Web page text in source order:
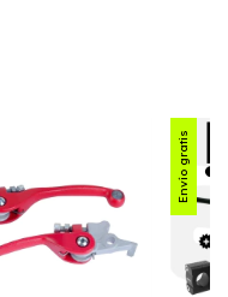
Envío gratis